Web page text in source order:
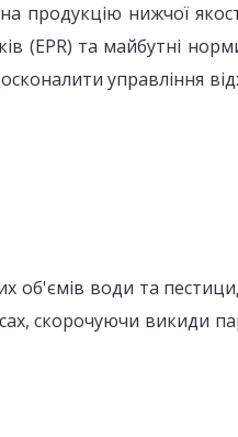
нижчої
(EPR) та майбутні
управління
води та
скорочуючи викиди